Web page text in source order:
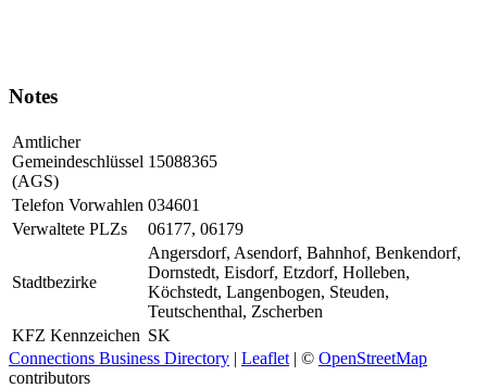
Notes
Amtlicher
Gemeindeschlüssel
(AGS)
15088365
Telefon Vorwahlen 034601
Verwaltete PLZs
06177, 06179
Stadtbezirke
Angersdorf, Asendorf, Bahnhof, Benkendorf,
Dornstedt, Eisdorf, Etzdorf, Holleben,
Köchstedt, Langenbogen, Steuden,
Teutschenthal, Zscherben
KFZ Kennzeichen SK
Connections Business Directory | Leaflet | © OpenStreetMap
contributors